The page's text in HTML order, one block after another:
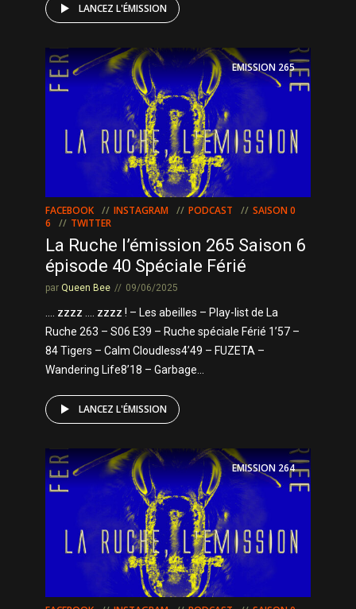
LANCEZ L'ÉMISSION
EMISSION265
FACEBOOK INSTAGRAM PODCAST
SAISON 0
6
TWITTER
La Ruche l’émission 265 Saison 6
épisode 40 Spéciale Férié
par Queen Bee 09/06/2025
…. zzzz …. zzzz ! – Les abeilles – Play-list de La
Ruche 263 – S06 E39 – Ruche spéciale Férié 1’57 –
84 Tigers – Calm Cloudless4’49 – FUZETA –
Wandering Life8’18 – Garbage...
LANCEZ L'ÉMISSION
EMISSION264